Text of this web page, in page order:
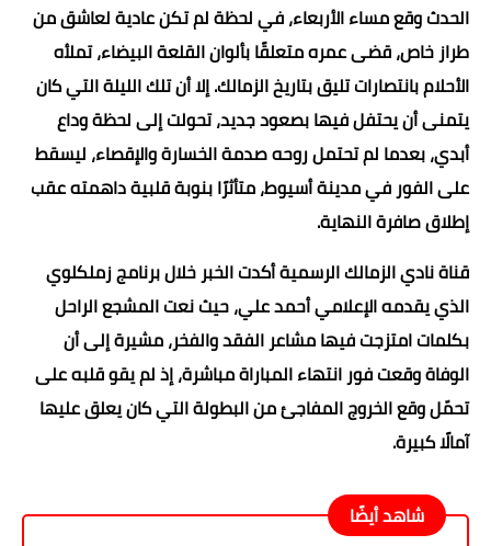
الحدث وقع مساء الأربعاء، في لحظة لم تكن عادية لعاشق من
طراز خاص، قضى عمره متعلقًا بألوان القلعة البيضاء، تملأه
الأحلام بانتصارات تليق بتاريخ الزمالك. إلا أن تلك الليلة التي كان
يتمنى أن يحتفل فيها بصعود جديد، تحولت إلى لحظة وداع
أبدي، بعدما لم تحتمل روحه صدمة الخسارة والإقصاء، ليسقط
على الفور في مدينة أسيوط، متأثرًا بنوبة قلبية داهمته عقب
إطلاق صافرة النهاية.
قناة نادي الزمالك الرسمية أكدت الخبر خلال برنامج زملكلوي
الذي يقدمه الإعلامي أحمد علي، حيث نعت المشجع الراحل
بكلمات امتزجت فيها مشاعر الفقد والفخر، مشيرة إلى أن
الوفاة وقعت فور انتهاء المباراة مباشرة، إذ لم يقو قلبه على
تحمّل وقع الخروج المفاجئ من البطولة التي كان يعلق عليها
آمالًا كبيرة.
شاهد أيضًا